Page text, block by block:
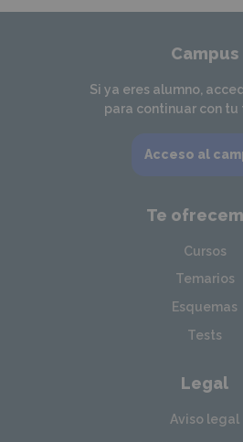
Campus
Si ya eres alumno,
para continuar con tu
Acceso al
Te
Cursos
Temarios
Esquemas
Tests
Legal
Aviso legal